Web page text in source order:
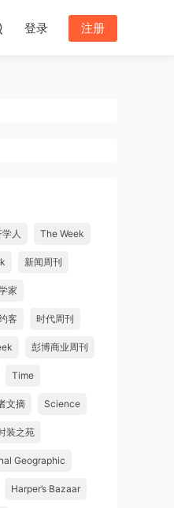
登录 注册
人 The Week
新闻周刊
家
客 时代周刊
彭博商业周刊
Time
文摘 Science
装之苑
Geographic
Harper’s Bazaar